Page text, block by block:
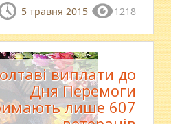
5 травня 2015 1218
виплати до
Дня Перемоги
лише 607